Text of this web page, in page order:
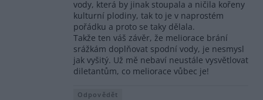
vody, která by jinak stoupala a ničila kořeny
kulturní plodiny, tak to je v naprostém
pořádku a proto se taky dělala.
Takže ten váš závěr, že meliorace brání
srážkám doplňovat spodní vody, je nesmysl
jak vyšitý. Už mě nebaví neustále vysvětlovat
diletantům, co meliorace vůbec je!
Odpovědět